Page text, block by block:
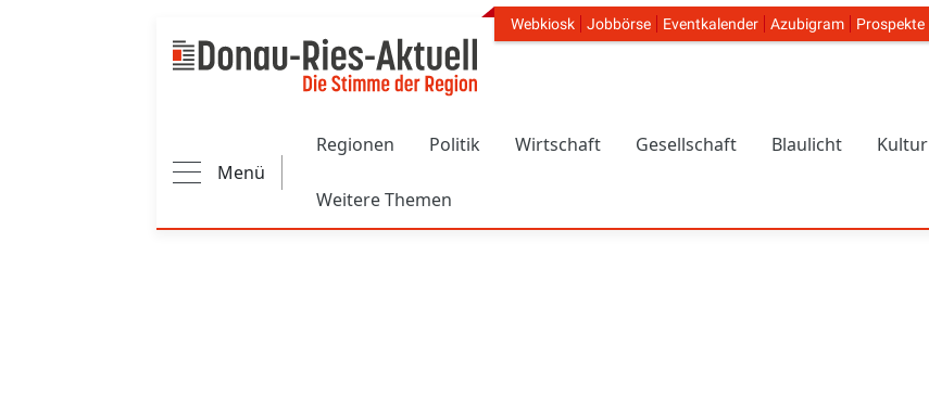
Header Navigation
Webkiosk Jobbörse Eventkalender Azubigram Prospekte
Menü
Regionen Politik Wirtschaft Gesellschaft Blaulicht Kultur
Weitere Themen